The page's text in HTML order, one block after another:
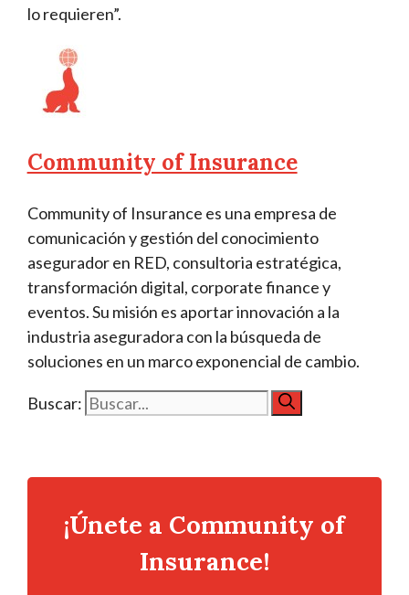
lo requieren”.
Community of Insurance
Community of Insurance es una empresa de
comunicación y gestión del conocimiento
asegurador en RED, consultoria estratégica,
transformación digital, corporate finance y
eventos. Su misión es aportar innovación a la
industria aseguradora con la búsqueda de
soluciones en un marco exponencial de cambio.
Buscar:
¡Únete a Community of
Insurance!